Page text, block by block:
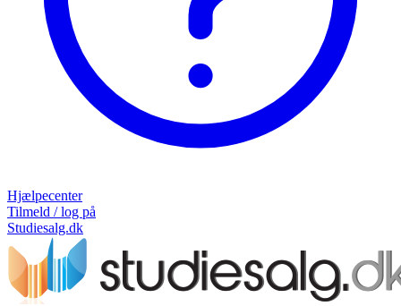
Hjælpecenter
Tilmeld / log på
Studiesalg.dk